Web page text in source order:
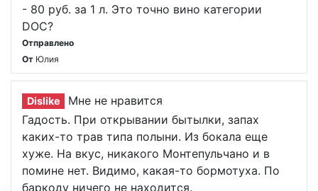
- 80 руб. за 1 л. Это точно вино категории
DOC?
Отправлено
От Юлия
Dislike
Мне не нравится
Гадость. При открывании бытылки, запах
каких-то трав типа полыни. Из бокала еще
хуже. На вкус, никакого Монтепульчано и в
помине нет. Видимо, какая-то бормотуха. По
баркоду ничего не находится.